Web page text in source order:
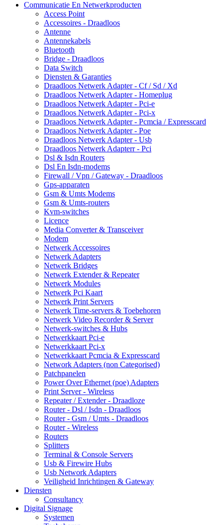
Communicatie En Netwerkproducten
Access Point
Accessoires - Draadloos
Antenne
Antennekabels
Bluetooth
Bridge - Draadloos
Data Switch
Diensten & Garanties
Draadloos Netwerk Adapter - Cf / Sd / Xd
Draadloos Netwerk Adapter - Homeplug
Draadloos Netwerk Adapter - Pci-e
Draadloos Netwerk Adapter - Pci-x
Draadloos Netwerk Adapter - Pcmcia / Expresscard
Draadloos Netwerk Adapter - Poe
Draadloos Netwerk Adapter - Usb
Draadloos Netwerk Adapterr - Pci
Dsl & Isdn Routers
Dsl En Isdn-modems
Firewall / Vpn / Gateway - Draadloos
Gps-apparaten
Gsm & Umts Modems
Gsm & Umts-routers
Kvm-switches
Licence
Media Converter & Transceiver
Modem
Netwerk Accessoires
Netwerk Adapters
Netwerk Bridges
Netwerk Extender & Repeater
Netwerk Modules
Netwerk Pci Kaart
Netwerk Print Servers
Netwerk Time-servers & Toebehoren
Netwerk Video Recorder & Server
Netwerk-switches & Hubs
Netwerkkaart Pci-e
Netwerkkaart Pci-x
Netwerkkaart Pcmcia & Expresscard
Network Adapters (non Categorised)
Patchpanelen
Power Over Ethernet (poe) Adapters
Print Server - Wireless
Repeater / Extender - Draadloze
Router - Dsl / Isdn - Draadloos
Router - Gsm / Umts - Draadloos
Router - Wireless
Routers
Splitters
Terminal & Console Servers
Usb & Firewire Hubs
Usb Network Adapters
Veiligheid Inrichtingen & Gateway
Diensten
Consultancy
Digital Signage
Systemen